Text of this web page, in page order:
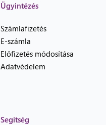
Ügyintézés
Számlafizetés
E-számla
Előfizetés módosítása
Adatvédelem
Segítség